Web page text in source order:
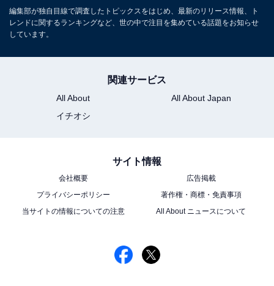
編集部が独自目線で調査したトピックスをはじめ、最新のリリース情報、ト
レンドに関するランキングなど、世の中で注目を集めている話題をお知らせ
しています。
関連サービス
All About
All About Japan
イチオシ
サイト情報
会社概要
広告掲載
プライバシーポリシー
著作権・商標・免責事項
当サイトの情報についての注意
All About ニュースについて